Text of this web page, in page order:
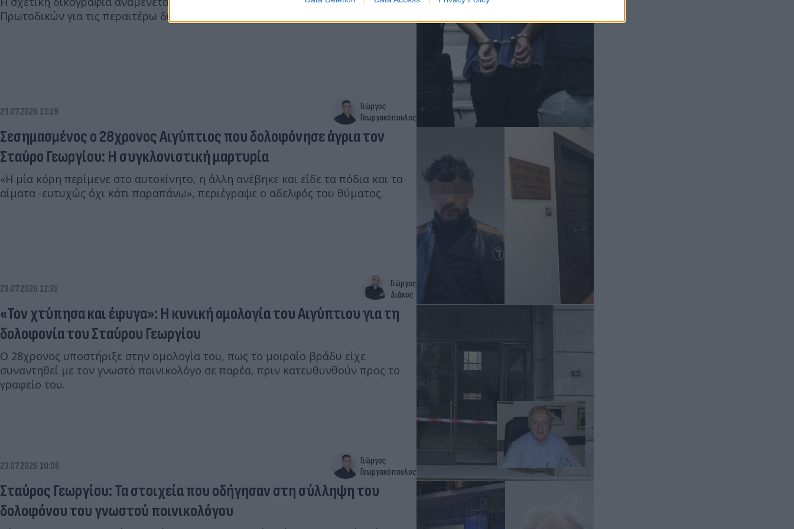
Πρωτοδικών για τις περαιτέρω δικαστικές ενέργειες.
23.07.2026 13:19
Γιώργος
Γεωργακόπουλος
Σεσημασμένος ο 28χρονος Αιγύπτιος που δολοφόνησε άγρια τον
Σταύρο Γεωργίου: Η συγκλονιστική μαρτυρία
«Η μία κόρη περίμενε στο αυτοκίνητο, η άλλη ανέβηκε και είδε τα πόδια και τα
αίματα -ευτυχώς όχι κάτι παραπάνω», περιέγραψε ο αδελφός του θύματος.
23.07.2026 12:31
Γιώργος
Διάκος
«Τον χτύπησα και έφυγα»: Η κυνική ομολογία του Αιγύπτιου για τη
δολοφονία του Σταύρου Γεωργίου
Ο 28χρονος υποστήριξε στην ομολογία του, πως το μοιραίο βράδυ είχε
συναντηθεί με τον γνωστό ποινικολόγο σε παρέα, πριν κατευθυνθούν προς το
γραφείο του.
23.07.2026 10:06
Γιώργος
Γεωργακόπουλος
Σταύρος Γεωργίου: Τα στοιχεία που οδήγησαν στη σύλληψη του
δολοφόνου του γνωστού ποινικολόγου